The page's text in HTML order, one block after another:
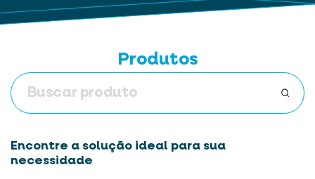
Produtos
Encontre a solução ideal para sua
necessidade